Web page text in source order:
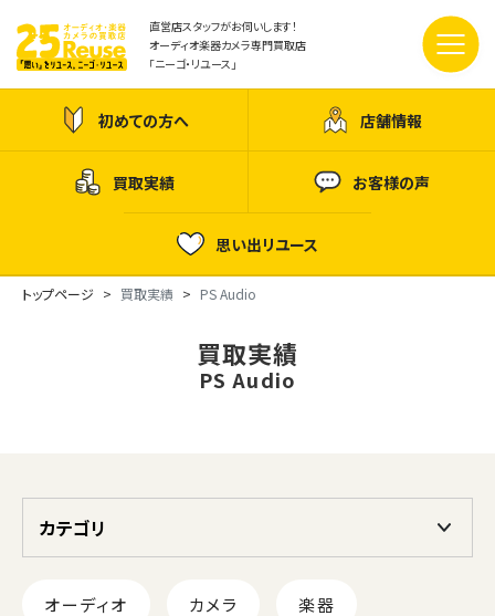
直営店スタッフがお伺いします！
オーディオ楽器カメラ専門買取店
「ニーゴ・リユース」
初めての方へ 店舗情報
買取実績 お客様の声
思い出リユース
トップページ 買取実績 PS Audio
買取実績
PS Audio
カテゴリ
オーディオ カメラ 楽器